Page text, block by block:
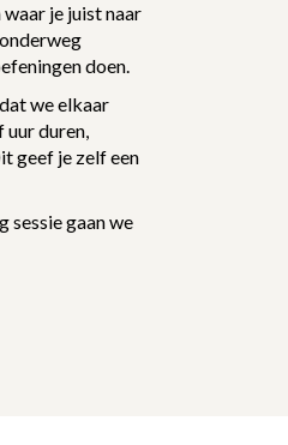
waar je juist naar
doen.
we elkaar
uur duren,
geef je zelf een
sessie gaan we